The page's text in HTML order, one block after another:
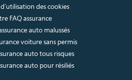
des cookies
FAQ assurance
auto malussés
voiture sans permis
auto tous risques
auto pour résiliés